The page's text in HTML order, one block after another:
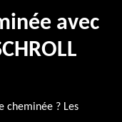
avec
cheminée ? Les